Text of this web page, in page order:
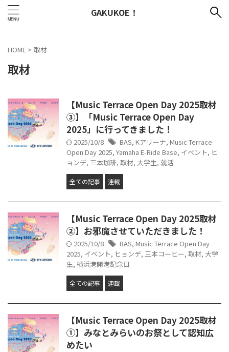
GAKUKOE！
HOME > 取材
取材
【Music Terrace Open Day 2025取材
③】「Music Terrace Open Day
2025」に行ってきました！
2025/10/8 BAS, Kアリーナ, Music Terrace
Open Day 2025, Yamaha E-Ride Base, イベント, ヒ
ョンデ, 三本珈琲, 取材, 大学生, 就活
全ての記事 連載
【Music Terrace Open Day 2025取材
②】お邪魔させていただきました！
2025/10/8 BAS, Music Terrace Open Day
2025, イベント, ヒョンデ, 三本コーヒー, 取材, 大学
生, 横浜港開港記念日
全ての記事 連載
【Music Terrace Open Day 2025取材
①】みなとみらいのお祭として認知広
めたい